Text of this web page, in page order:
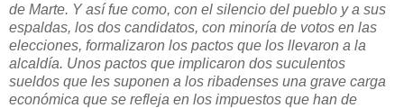
de Marte. Y así fue como, con el silencio del pueblo y a sus
espaldas, los dos candidatos, con minoría de votos en las
elecciones, formalizaron los pactos que los llevaron a la
alcaldía. Unos pactos que implicaron dos suculentos
sueldos que les suponen a los ribadenses una grave carga
económica que se refleja en los impuestos que han de